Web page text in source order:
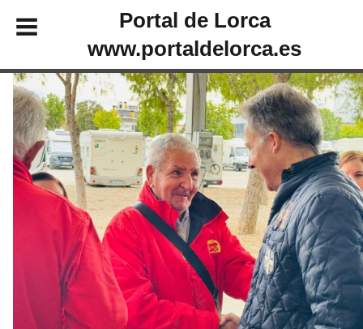
Portal de Lorca
www.portaldelorca.es